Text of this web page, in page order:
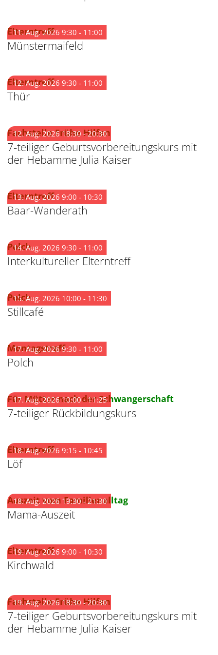
Elterntreff:
Münstermaifeld
11. Aug. 2026 9:30 - 11:00
Elterntreff:
Thür
12. Aug. 2026 9:30 - 11:00
Fachstelle Frühe Hilfen
7-teiliger Geburtsvorbereitungskurs mit
der Hebamme Julia Kaiser
12. Aug. 2026 18:30 - 20:30
Elterntreff:
Baar-Wanderath
13. Aug. 2026 9:00 - 10:30
Polch:
Interkultureller Elterntreff
14. Aug. 2026 9:30 - 11:00
Polch:
Stillcafé
15. Aug. 2026 10:00 - 11:30
Montagstreff:
Polch
17. Aug. 2026 9:30 - 11:00
Für Mütter nach der Schwangerschaft:
7-teiliger Rückbildungskurs
17. Aug. 2026 10:00 - 11:25
Elterntreff:
Löf
18. Aug. 2026 9:15 - 10:45
Auszeit vom Familienalltag:
Mama-Auszeit
18. Aug. 2026 19:30 - 21:30
Elterntreff:
Kirchwald
19. Aug. 2026 9:00 - 10:30
Fachstelle Frühe Hilfen
7-teiliger Geburtsvorbereitungskurs mit
der Hebamme Julia Kaiser
19. Aug. 2026 18:30 - 20:30